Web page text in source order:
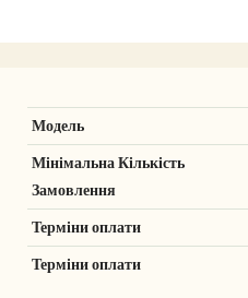
Модель
Мінімальна Кількість
Замовлення
Терміни оплати
Терміни оплати